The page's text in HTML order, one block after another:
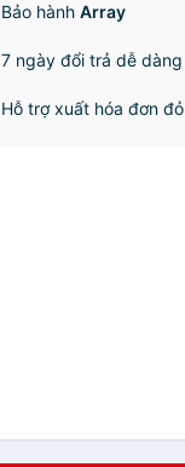
Bảo hànhArray
7 ngày đổi trả dễ dàng
Hỗ trợ xuất hóa đơn đỏ